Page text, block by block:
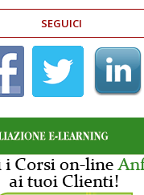
SEGUICI